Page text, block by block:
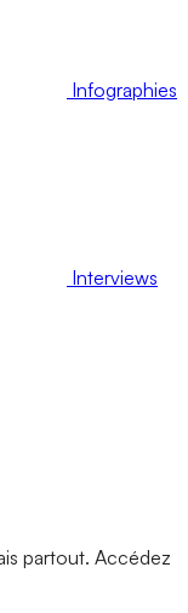
Infographies
Interviews
partout. Accédez